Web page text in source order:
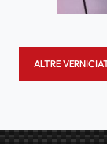
ALTRE